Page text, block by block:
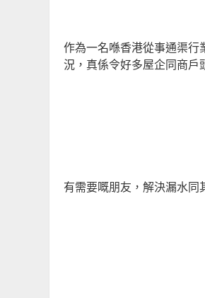
作為一名喺香港從事通渠行
況，真係令好多屋企同商
有需要嘅朋友，解決漏水同